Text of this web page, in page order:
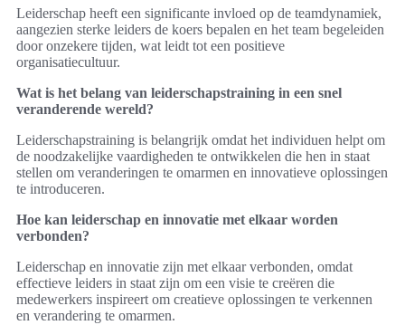
Leiderschap heeft een significante invloed op de teamdynamiek,
aangezien sterke leiders de koers bepalen en het team begeleiden
door onzekere tijden, wat leidt tot een positieve
organisatiecultuur.
Wat is het belang van leiderschapstraining in een snel
veranderende wereld?
Leiderschapstraining is belangrijk omdat het individuen helpt om
de noodzakelijke vaardigheden te ontwikkelen die hen in staat
stellen om veranderingen te omarmen en innovatieve oplossingen
te introduceren.
Hoe kan leiderschap en innovatie met elkaar worden
verbonden?
Leiderschap en innovatie zijn met elkaar verbonden, omdat
effectieve leiders in staat zijn om een visie te creëren die
medewerkers inspireert om creatieve oplossingen te verkennen
en verandering te omarmen.